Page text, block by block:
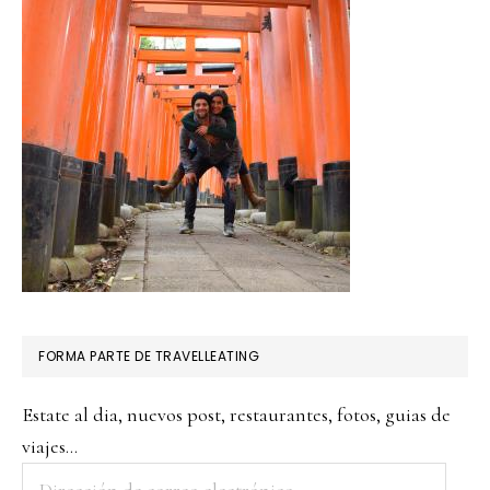
FORMA PARTE DE TRAVELLEATING
Estate al dia, nuevos post, restaurantes, fotos, guias de
viajes...